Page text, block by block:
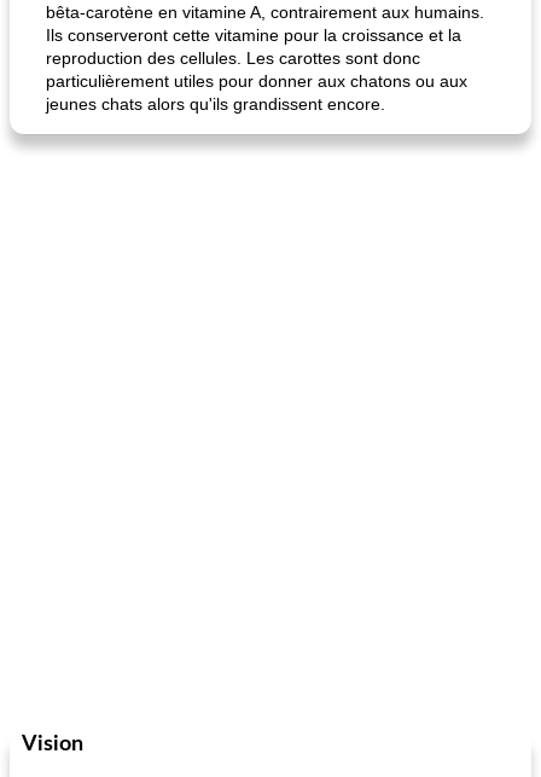
bêta-carotène en vitamine A, contrairement aux humains.
Ils conserveront cette vitamine pour la croissance et la
reproduction des cellules. Les carottes sont donc
particulièrement utiles pour donner aux chatons ou aux
jeunes chats alors qu'ils grandissent encore.
Vision